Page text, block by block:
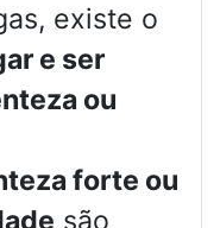
existe o
e ser
ou
forte ou
são